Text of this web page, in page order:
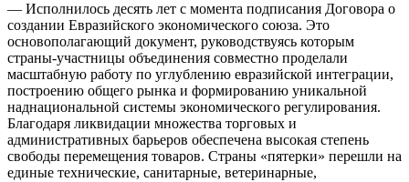
— Исполнилось десять лет с момента подписания Договора о
создании Евразийского экономического союза. Это
основополагающий документ, руководствуясь которым
страны-участницы объединения совместно проделали
масштабную работу по углублению евразийской интеграции,
построению общего рынка и формированию уникальной
наднациональной системы экономического регулирования.
Благодаря ликвидации множества торговых и
административных барьеров обеспечена высокая степень
свободы перемещения товаров. Страны «пятерки» перешли на
единые технические, санитарные, ветеринарные,